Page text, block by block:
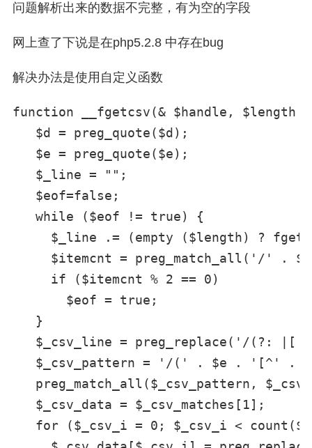
问题解析出来的数据不完整，有为空的字段
网上查了下说是在php5.2.8 中存在bug
解决办法是使用自定义函数
function __fgetcsv(& $handle,
   $d = preg_quote($d);
   $e = preg_quote($e);
   $_line = "";
   $eof=false;
   while ($eof != true) {
$_line .= (empty ($length) ?
$itemcnt = preg_match_all('/' .
     if ($itemcnt % 2 == 0)
       $eof = true;
   }
$_csv_line = preg_replace('/(?: |[
$_csv_pattern = '/(' . $e . '[^' .
preg_match_all($_csv_pattern,
   $_csv_data = $_csv_matches[1];
for ($_csv_i = 0; $_csv_i <